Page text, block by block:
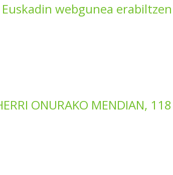
webgunea
ONURAKO MENDIAN,